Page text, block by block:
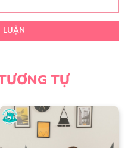
LUẬN
TỰ